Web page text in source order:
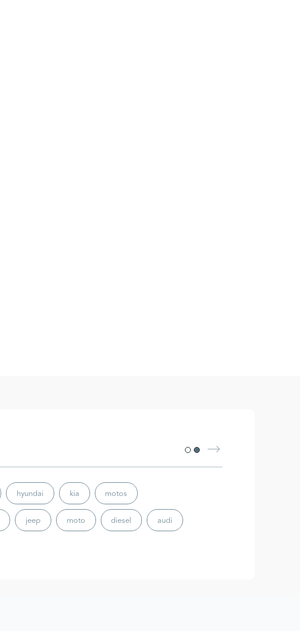
hyundai kia motos
jeep moto diesel audi